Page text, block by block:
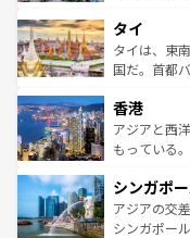
リティに包
覧を参照し
急速な発展
ーチミン市
醸し出して
とつ。フォ
ひ現地で味
が旅行者を
参照してほし
タイ
タイは、東
国だ。首都
の活気が交
帯で自然と
いビーチで
激する。気
が待ってい
た文化、そ
香港
アジアと西
もっている
み、どこを
ており、効
うな絶景か
シンガポ
アジアの交
シンガポー